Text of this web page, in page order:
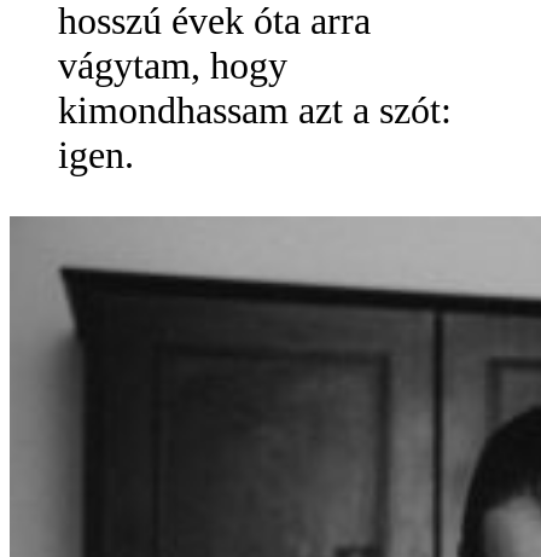
hosszú évek óta arra
vágytam, hogy
kimondhassam azt a szót:
igen.